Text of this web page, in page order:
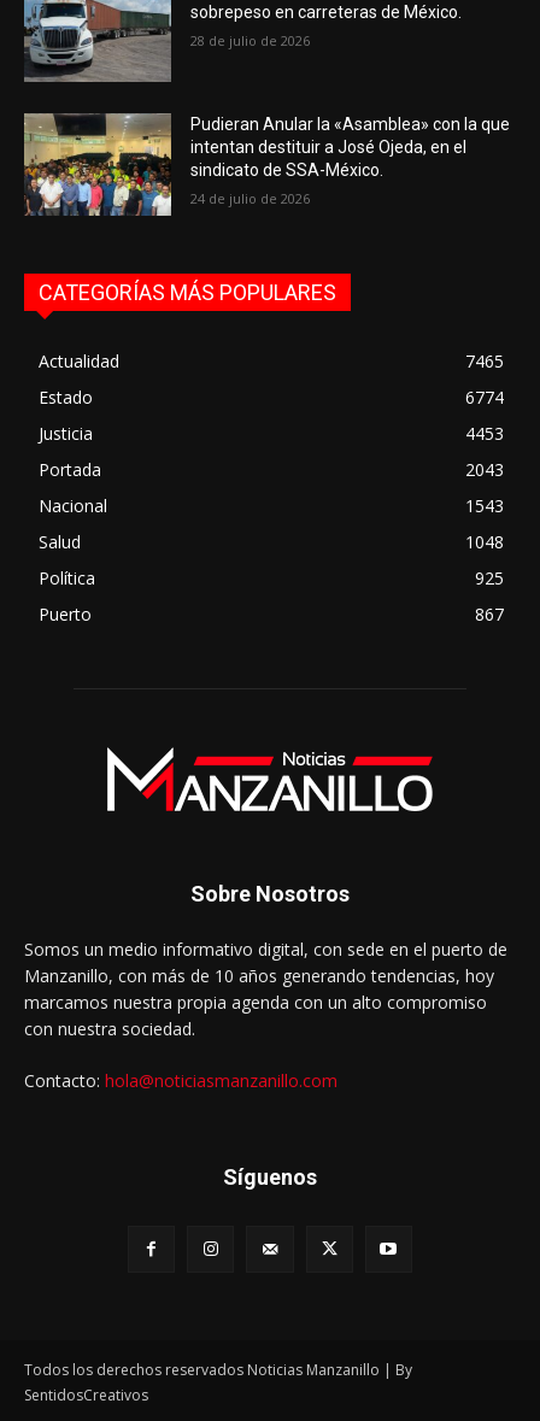
sobrepeso en carreteras de México.
28 de julio de 2026
Pudieran Anular la «Asamblea» con la que
intentan destituir a José Ojeda, en el
sindicato de SSA-México.
24 de julio de 2026
CATEGORÍAS MÁS POPULARES
Actualidad
7465
Estado
6774
Justicia
4453
Portada
2043
Nacional
1543
Salud
1048
Política
925
Puerto
867
Sobre Nosotros
Somos un medio informativo digital, con sede en el puerto de
Manzanillo, con más de 10 años generando tendencias, hoy
marcamos nuestra propia agenda con un alto compromiso
con nuestra sociedad.
Contacto: hola@noticiasmanzanillo.com
Síguenos
Todos los derechos reservados Noticias Manzanillo | By
SentidosCreativos